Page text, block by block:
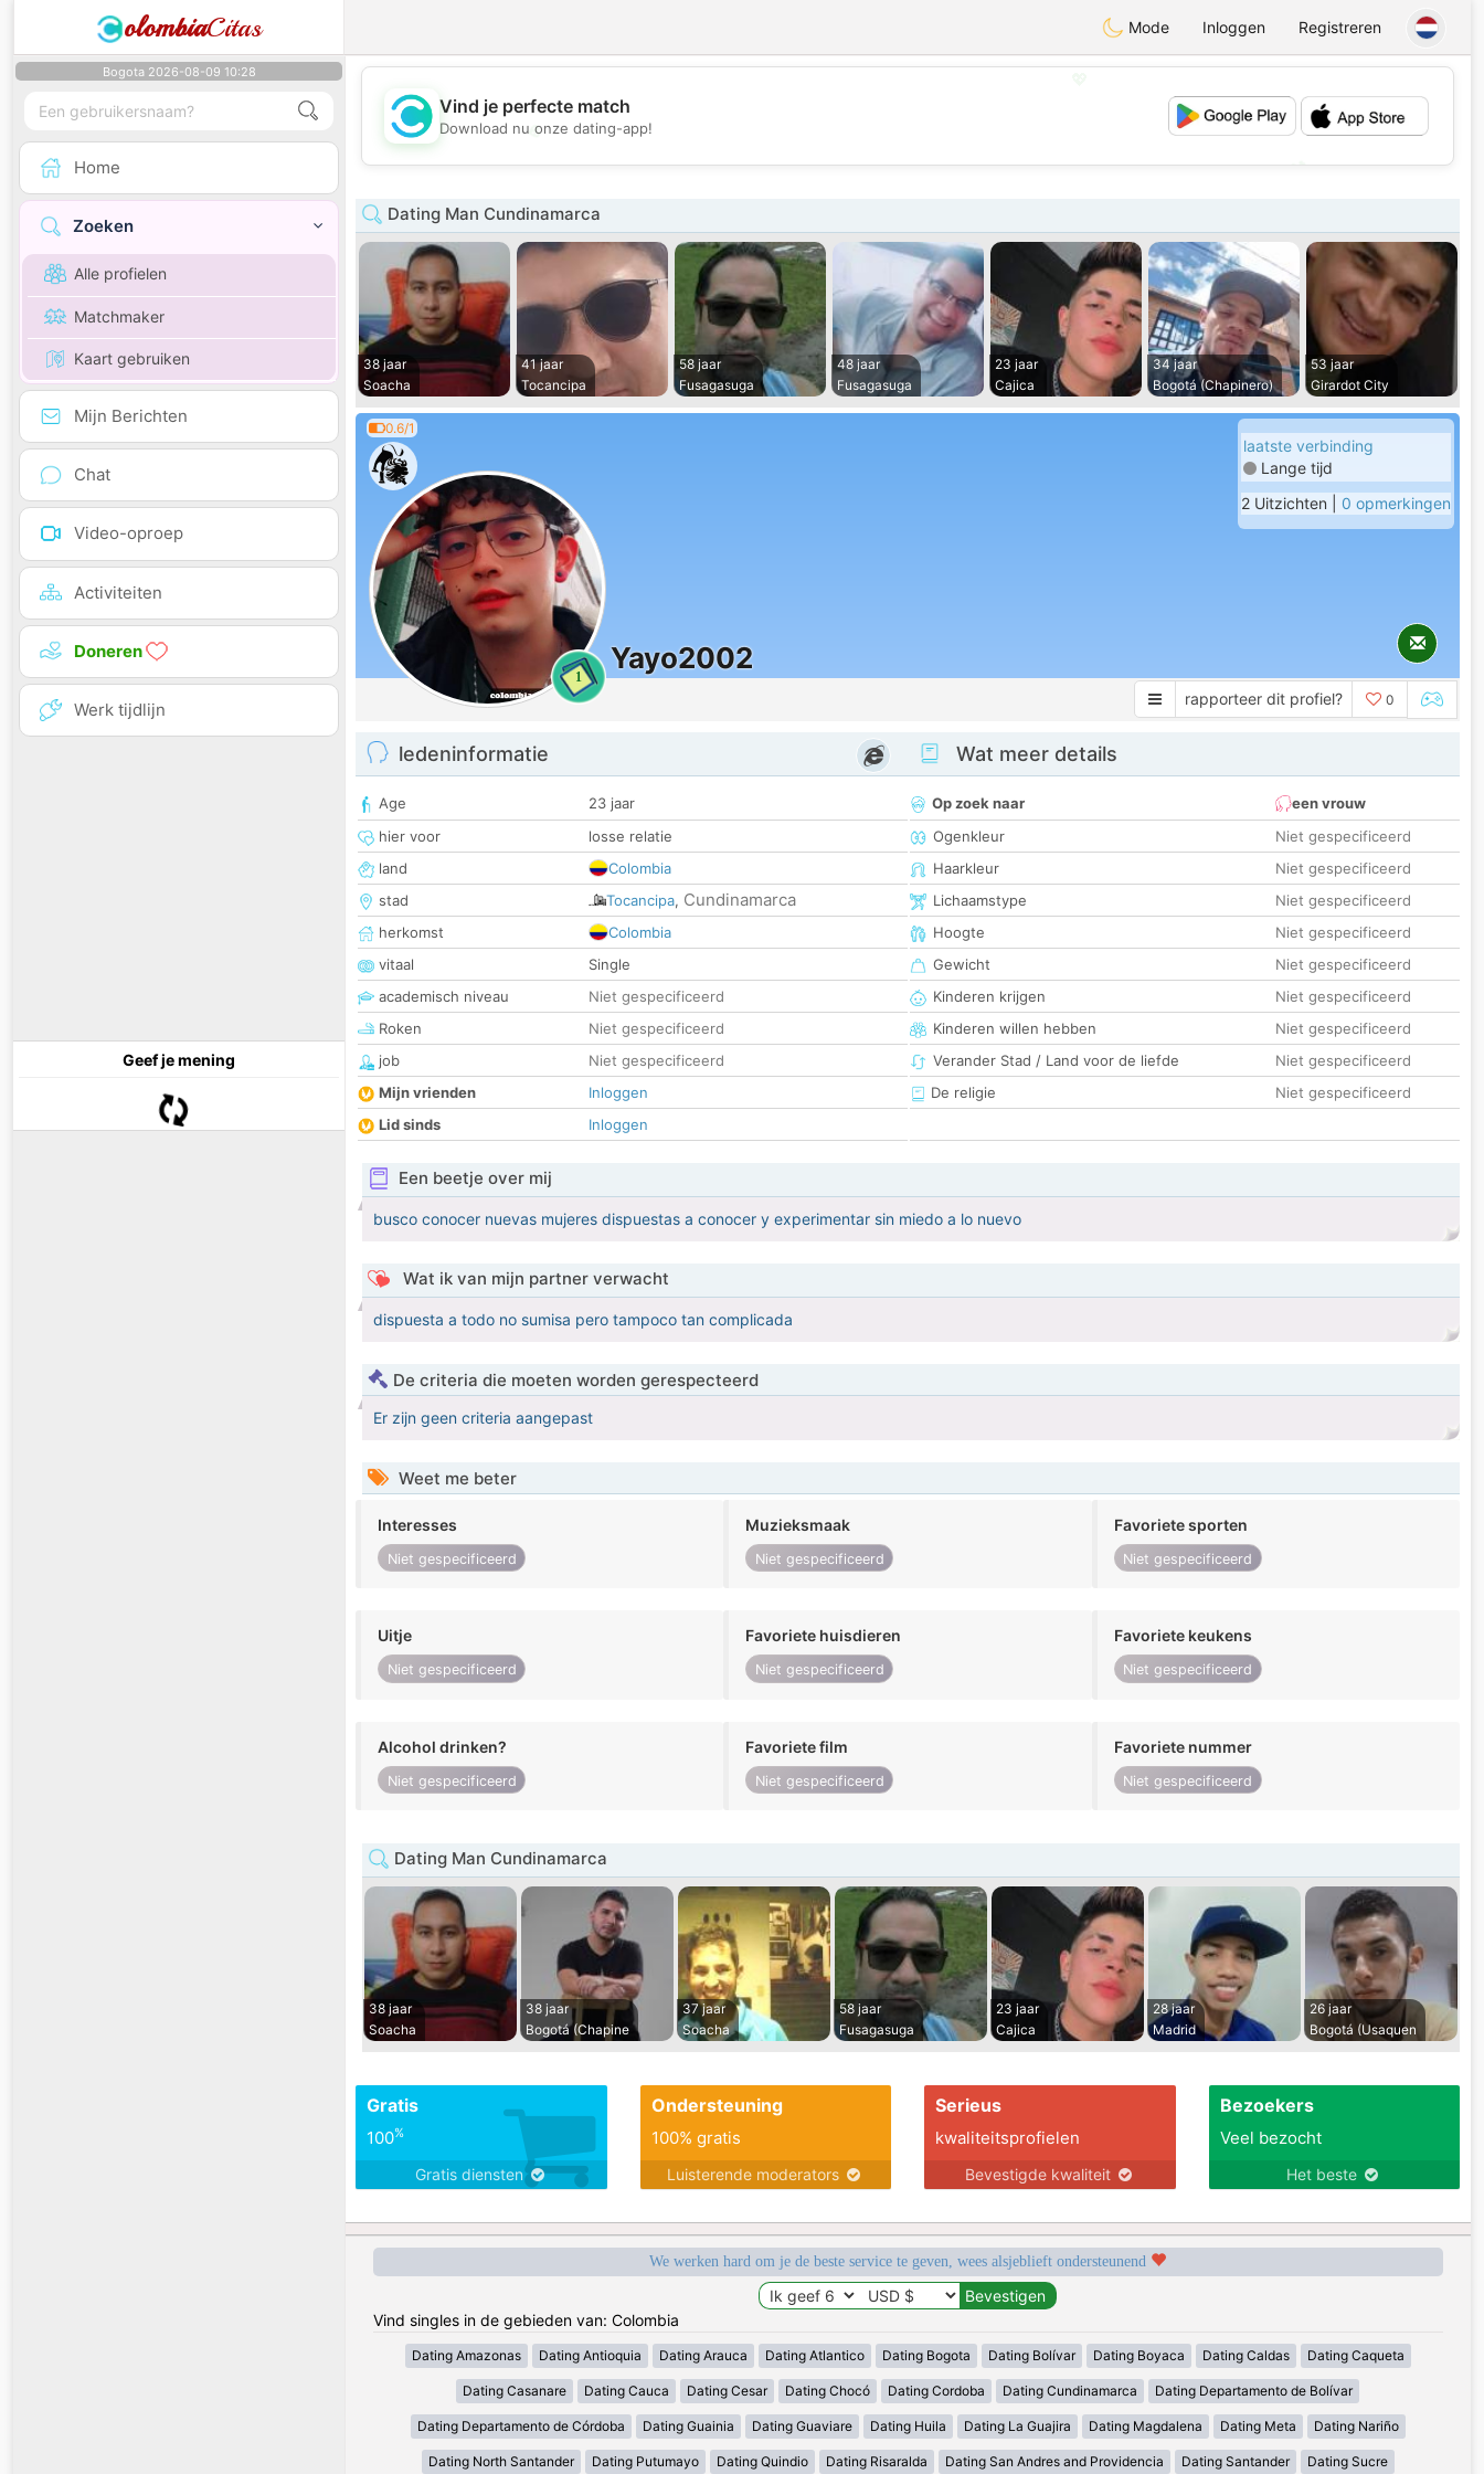
olombiaCitas Mode Inloggen Registreren
Bogota 2026-08-09 10:28
Home
Zoeken
Alle profielen
Matchmaker
Kaart gebruiken
Mijn Berichten
Chat
Video-oproep
Activiteiten
Doneren
Werk tijdlijn
Geef je mening
💕
Vind je perfecte match
Download nu onze dating-app!
Dating Man Cundinamarca
38 jaar
Soacha
41 jaar
Tocancipa
58 jaar
Fusagasuga
48 jaar
Fusagasuga
23 jaar
Cajica
34 jaar
Bogotá (Chapinero)
53 jaar
Girardot City
0.6/1
1
Yayo2002
laatste verbinding
Lange tijd
2 Uitzichten | 0 opmerkingen
rapporteer dit profiel? 0
ledeninformatie
Age
23 jaar
hier voor
losse relatie
land
Colombia
stad
Tocancipa, Cundinamarca
herkomst
Colombia
vitaal
Single
academisch niveau
Niet gespecificeerd
Roken
Niet gespecificeerd
job
Niet gespecificeerd
Mijn vrienden
Inloggen
Lid sinds
Inloggen
Wat meer details
Op zoek naar
een vrouw
Ogenkleur
Niet gespecificeerd
Haarkleur
Niet gespecificeerd
Lichaamstype
Niet gespecificeerd
Hoogte
Niet gespecificeerd
Gewicht
Niet gespecificeerd
Kinderen krijgen
Niet gespecificeerd
Kinderen willen hebben
Niet gespecificeerd
Verander Stad / Land voor de liefde
Niet gespecificeerd
De religie
Niet gespecificeerd
Een beetje over mij
busco conocer nuevas mujeres dispuestas a conocer y experimentar sin miedo a lo nuevo
Wat ik van mijn partner verwacht
dispuesta a todo no sumisa pero tampoco tan complicada
De criteria die moeten worden gerespecteerd
Er zijn geen criteria aangepast
Weet me beter
Interesses
Niet gespecificeerd
Muzieksmaak
Niet gespecificeerd
Favoriete sporten
Niet gespecificeerd
Uitje
Niet gespecificeerd
Favoriete huisdieren
Niet gespecificeerd
Favoriete keukens
Niet gespecificeerd
Alcohol drinken?
Niet gespecificeerd
Favoriete film
Niet gespecificeerd
Favoriete nummer
Niet gespecificeerd
Dating Man Cundinamarca
38 jaar
Soacha
38 jaar
Bogotá (Chapine
37 jaar
Soacha
58 jaar
Fusagasuga
23 jaar
Cajica
28 jaar
Madrid
26 jaar
Bogotá (Usaquen
Gratis
100%
Gratis diensten
Ondersteuning
100% gratis
Luisterende moderators
Serieus
kwaliteitsprofielen
Bevestigde kwaliteit
Bezoekers
Veel bezocht
Het beste
We werken hard om je de beste service te geven, wees alsjeblieft ondersteunend
Vind singles in de gebieden van: Colombia
Dating Amazonas Dating Antioquia Dating Arauca Dating Atlantico Dating Bogota Dating Bolívar Dating Boyaca Dating Caldas Dating Caqueta
Dating Casanare Dating Cauca Dating Cesar Dating Chocó Dating Cordoba Dating Cundinamarca Dating Departamento de Bolívar
Dating Departamento de Córdoba Dating Guainia Dating Guaviare Dating Huila Dating La Guajira Dating Magdalena Dating Meta Dating Nariño
Dating North Santander Dating Putumayo Dating Quindio Dating Risaralda Dating San Andres and Providencia Dating Santander Dating Sucre